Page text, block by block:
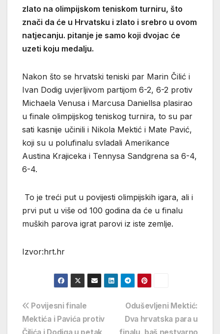
zlato na olimpijskom teniskom turniru, što
znači da će u Hrvatsku i zlato i srebro u ovom
natjecanju. pitanje je samo koji dvojac će
uzeti koju medalju.
Nakon što se hrvatski teniski par Marin Čilić i
Ivan Dodig uvjerljivom partijom 6-2, 6-2 protiv
Michaela Venusa i Marcusa Daniellsa plasirao
u finale olimpijskog teniskog turnira, to su par
sati kasnije učinili i Nikola Mektić i Mate Pavić,
koji su u polufinalu svladali Amerikance
Austina Krajiceka i Tennysa Sandgrena sa 6-4,
6-4.
To je treći put u povijesti olimpijskih igara, ali i
prvi put u više od 100 godina da će u finalu
muških parova igrat parovi iz iste zemlje.
Izvor:hrt.hr
Navigacija
objava
Oduševljeni Mektić:
Dva hrvatska para u
Povijesni finale
Mektića i Pavića protiv